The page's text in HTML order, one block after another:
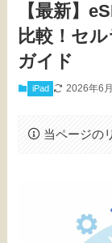
【最新】
比較！セ
ガイド
iPad 2026年6
当ページの